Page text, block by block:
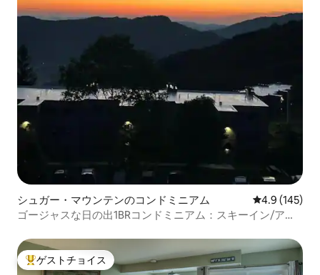
シュガー・マウンテンのコンドミニアム レビュー145
4.9 (145)
ゴージャスな日の出1BRコンドミニアム：スキーイン/アウ
大好評のゲストチョイスです。
ゲストチョイス